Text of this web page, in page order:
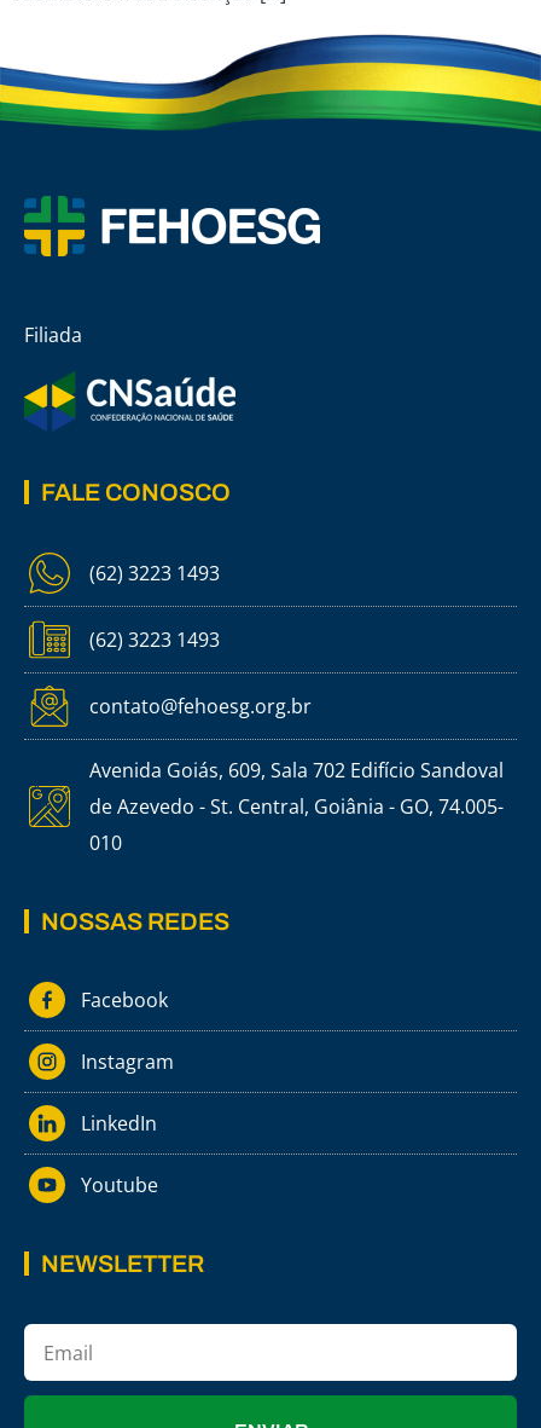
Filiada
FALE CONOSCO
(62) 3223 1493
(62) 3223 1493
contato@fehoesg.org.br
Avenida Goiás, 609, Sala 702 Edifício Sandoval
de Azevedo - St. Central, Goiânia - GO, 74.005-
010
NOSSAS REDES
Facebook
Instagram
LinkedIn
Youtube
NEWSLETTER